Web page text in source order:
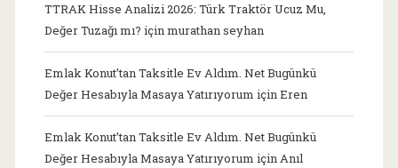
TTRAK Hisse Analizi 2026: Türk Traktör Ucuz Mu,
Değer Tuzağı mı? içinmurathan seyhan
Emlak Konut’tan Taksitle Ev Aldım. Net Bugünkü
Değer Hesabıyla Masaya Yatırıyorum içinEren
Emlak Konut’tan Taksitle Ev Aldım. Net Bugünkü
Değer Hesabıyla Masaya Yatırıyorum içinAnıl